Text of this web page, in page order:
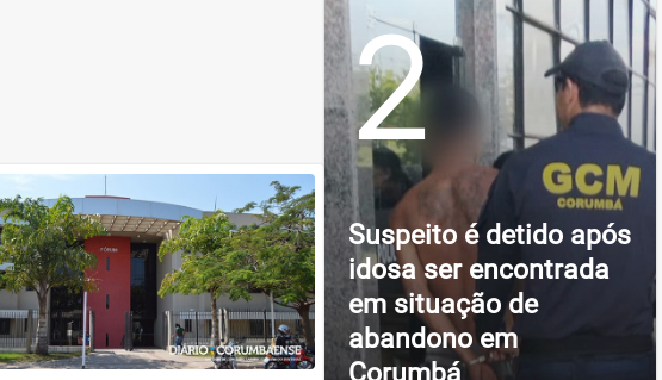
2
Suspeito é detido após
idosa ser encontrada
em situação de
abandono em